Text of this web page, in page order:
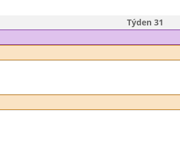
Týden 31